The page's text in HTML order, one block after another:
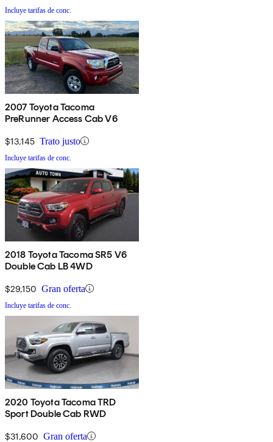
Incluye tarifas de conc.
2007 Toyota Tacoma
PreRunner Access Cab V6
$13,145 Trato justo
Incluye tarifas de conc.
2018 Toyota Tacoma SR5 V6
Double Cab LB 4WD
$29,150 Gran oferta
Incluye tarifas de conc.
2020 Toyota Tacoma TRD
Sport Double Cab RWD
$31,600 Gran oferta